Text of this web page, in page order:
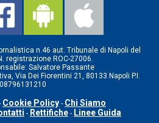
n.46 aut. Tribunale di Napoli del
registrazione ROC-27006.
Salvatore Passante
Via Dei Fiorentini 21, 80133 Napoli P.I.
08796131210
Cookie Policy - Chi Siamo
- Rettifiche - Linee Guida